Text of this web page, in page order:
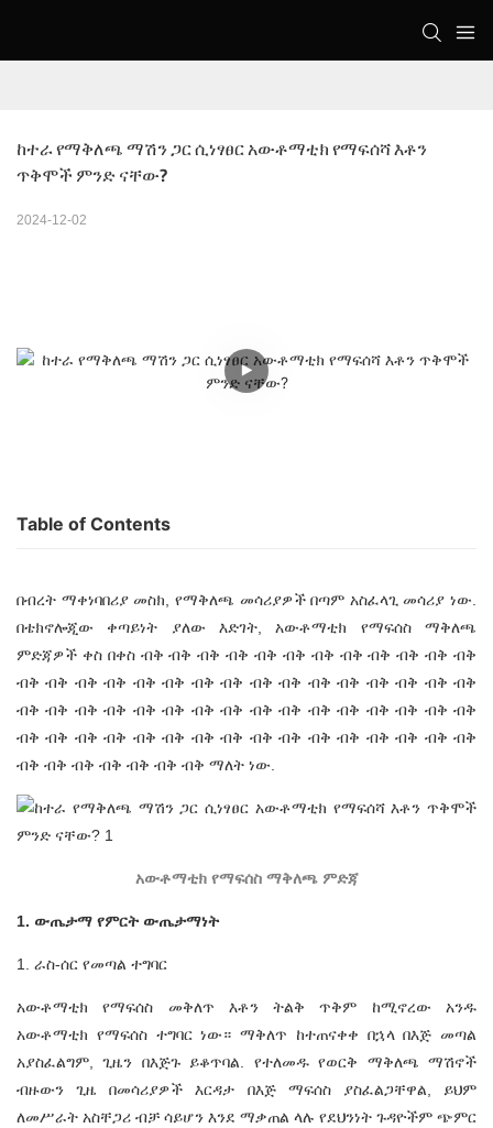
ከተራ የማቅለጫ ማሽን ጋር ሲነፃፀር አውቶማቲክ የማፍሰሻ እቶን
ጥቅሞች ምንድ ናቸው?
2024-12-02
Table of Contents
በብረት ማቀነባበሪያ መስክ, የማቅለጫ መሳሪያዎች በጣም አስፈላጊ መሳሪያ ነው.
በቴክኖሎጂው ቀጣይነት ያለው እድገት, አውቶማቲክ የማፍሰስ ማቅለጫ
ምድጃዎች ቀስ በቀስ ብቅ ብቅ ብቅ ብቅ ብቅ ብቅ ብቅ ብቅ ብቅ ብቅ ብቅ ብቅ
ብቅ ብቅ ብቅ ብቅ ብቅ ብቅ ብቅ ብቅ ብቅ ብቅ ብቅ ብቅ ብቅ ብቅ ብቅ ብቅ
ብቅ ብቅ ብቅ ብቅ ብቅ ብቅ ብቅ ብቅ ብቅ ብቅ ብቅ ብቅ ብቅ ብቅ ብቅ ብቅ
ብቅ ብቅ ብቅ ብቅ ብቅ ብቅ ብቅ ብቅ ብቅ ብቅ ብቅ ብቅ ብቅ ብቅ ብቅ ብቅ
ብቅ ብቅ ብቅ ብቅ ብቅ ብቅ ብቅ ማለት ነው.
አውቶማቲክ የማፍሰስ ማቅለጫ ምድጃ
1. ውጤታማ የምርት ውጤታማነት
1. ራስ-ሰር የመጣል ተግባር
አውቶማቲክ የማፍሰስ መቅለጥ እቶን ትልቅ ጥቅም ከሚኖረው አንዱ
አውቶማቲክ የማፍሰስ ተግባር ነው። ማቅለጥ ከተጠናቀቀ በኋላ በእጅ መጣል
አያስፈልግም, ጊዜን በእጅጉ ይቆጥባል. የተለመዱ የወርቅ ማቅለጫ ማሽኖች
ብዙውን ጊዜ በመሳሪያዎች እርዳታ በእጅ ማፍሰስ ያስፈልጋቸዋል, ይህም
ለመሥራት አስቸጋሪ ብቻ ሳይሆን እንደ ማቃጠል ላሉ የደህንነት ጉዳዮችም ጭምር